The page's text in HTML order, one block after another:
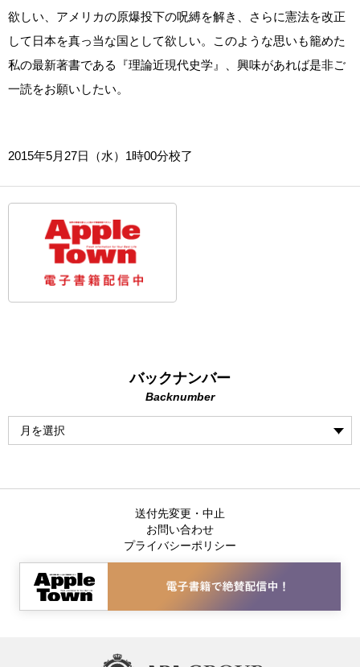
欲しい、アメリカの原爆投下の呪縛を解き、さらに憲法を改正
して日本を真っ当な国として欲しい。このような思いも籠めた
私の最新著書である『理論近現代史学』、興味があれば是非ご
一読をお願いしたい。
2015年5月27日（水）1時00分校了
バックナンバー
Backnumber
送付先変更・中止
お問い合わせ
プライバシーポリシー